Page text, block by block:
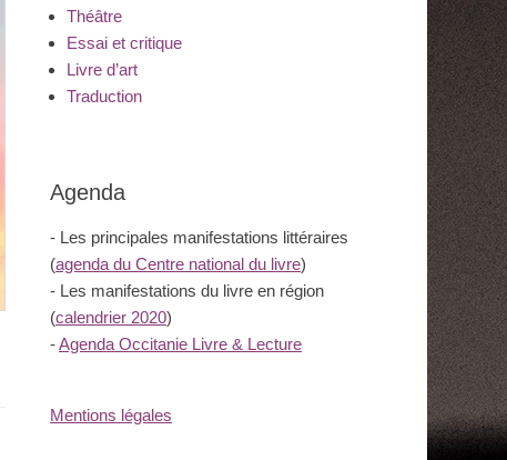
Théâtre
Essai et critique
Livre d’art
Traduction
Agenda
- Les principales manifestations littéraires
(agenda du Centre national du livre)
- Les manifestations du livre en région
(calendrier 2020)
-Agenda Occitanie Livre & Lecture
Mentions légales